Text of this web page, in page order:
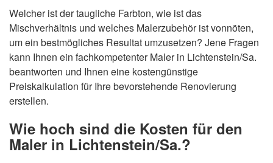
Welcher ist der taugliche Farbton, wie ist das
Mischverhältnis und welches Malerzubehör ist vonnöten,
um ein bestmögliches Resultat umzusetzen? Jene Fragen
kann Ihnen ein fachkompetenter Maler in Lichtenstein/Sa.
beantworten und Ihnen eine kostengünstige
Preiskalkulation für Ihre bevorstehende Renovierung
erstellen.
Wie hoch sind die Kosten für den
Maler in Lichtenstein/Sa.?